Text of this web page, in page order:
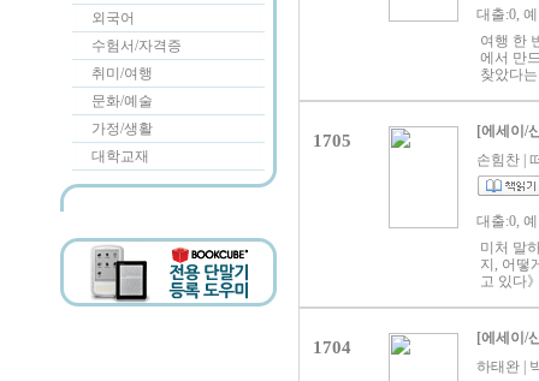
외국어
수험서/자격증
취미/여행
문화/예술
가정/생활
대학교재
‘MBTI
고(T)-
상황을
신의
을 귀여
릭터는
등을 설
지하는
대해 가
를 구성
게끔 했
면?’ ‘
MBTI의
볼 수 있
나갈 수
하고 뜨
대출:0,
여행 한
에서 만
찾았다
다. 고1
여행을
했다. 그
‘노동,
내식당,
된 여행
에는 여
기 위한
솔직 담
는 한
1705
[에세이/
손힘찬 |
대출:0,
미처 말
지, 어떻
고 있다
험한 사
이름 아
롭게 쓸
1704
[에세이/
하태완 |